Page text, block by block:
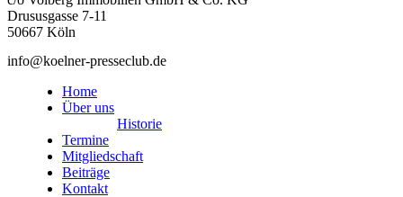
Drususgasse 7-11
50667 Köln
info@koelner-presseclub.de
Home
Über uns
Historie
Termine
Mitgliedschaft
Beiträge
Kontakt